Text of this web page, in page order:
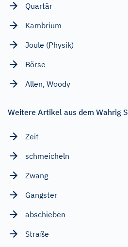
Quartär
Kambrium
Joule (Physik)
Börse
Allen, Woody
Weitere Artikel aus dem Wahrig
Zeit
schmeicheln
Zwang
Gangster
abschieben
Straße